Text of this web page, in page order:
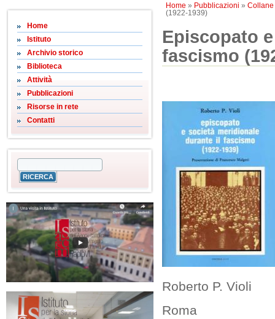
Home » Pubblicazioni » Collane
(1922-1939)
Home
Istituto
Archivio storico
Biblioteca
Attività
Pubblicazioni
Risorse in rete
Contatti
Episcopato
fascismo
Roberto P. Violi
Roma